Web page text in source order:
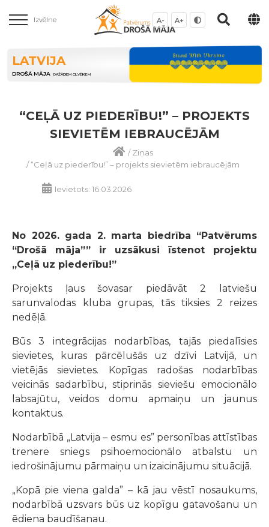
Izvēlne A- A+
LATVIJA
DROŠĀ MĀJA DAŽĀDIEM CILVĒKIEM
“CEĻĀ UZ PIEDERĪBU!” – PROJEKTS
SIEVIETĒM IEBRAUCĒJĀM
/Ziņas
/“Ceļā uz piederību!” – projekts sievietēm iebraucējām
Ievietots: 16.03.2026
No 2026. gada 2. marta biedrība “Patvērums
“Drošā māja”” ir uzsākusi īstenot projektu
„Ceļā uz piederību!”
Projekts ļaus šovasar piedāvāt 2 latviešu
sarunvalodas kluba grupas, tās tiksies 2 reizes
nedēļā.
Būs 3 integrācijas nodarbības, tajās piedalīsies
sievietes, kuras pārcēlušās uz dzīvi Latvijā, un
vietējās sievietes. Kopīgas radošas nodarbības
veicinās sadarbību, stiprinās sieviešu emocionālo
labsajūtu, veidos domu apmaiņu un jaunus
kontaktus.
Nodarbībā „Latvija – esmu es” personības attīstības
trenere sniegs psihoemocionālo atbalstu un
iedrošinājumu pārmaiņu un izaicinājumu situācijā.
„Kopā pie viena galda” – kā jau vēstī nosaukums,
nodarbībā uzsvars būs uz kopīgu gatavošanu un
ēdiena baudīšanau.